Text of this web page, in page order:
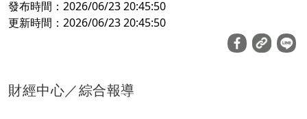
發布時間：2026/06/23 20:45:50
更新時間：2026/06/23 20:45:50
財經中心／綜合報導